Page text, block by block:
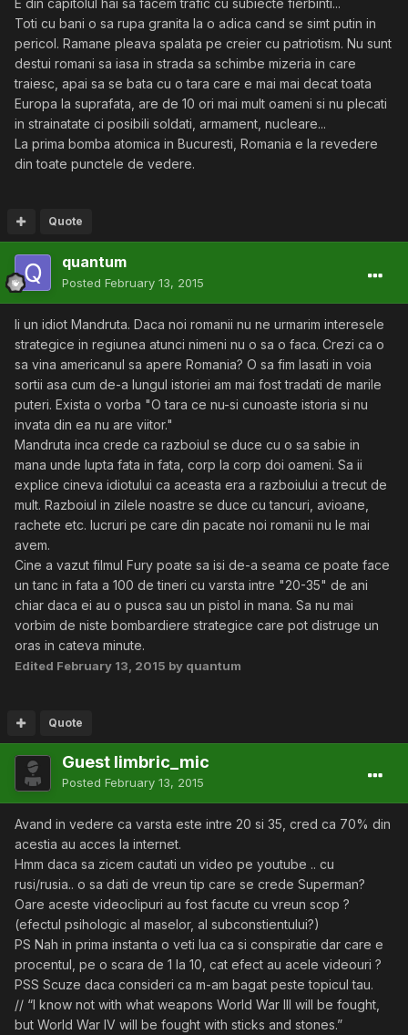
E din capitolul hai sa facem trafic cu subiecte fierbinti...
Toti cu bani o sa rupa granita la o adica cand se simt putin in
pericol. Ramane pleava spalata pe creier cu patriotism. Nu sunt
destui romani sa iasa in strada sa schimbe mizeria in care
traiesc, apai sa se bata cu o tara care e mai mai decat toata
Europa la suprafata, are de 10 ori mai mult oameni si nu plecati
in strainatate ci posibili soldati, armament, nucleare...
La prima bomba atomica in Bucuresti, Romania e la revedere
din toate punctele de vedere.
Quote
quantum
Posted February 13, 2015
Ii un idiot Mandruta. Daca noi romanii nu ne urmarim interesele
strategice in regiunea atunci nimeni nu o sa o faca. Crezi ca o
sa vina americanul sa apere Romania? O sa fim lasati in voia
sortii asa cum de-a lungul istoriei am mai fost tradati de marile
puteri. Exista o vorba "O tara ce nu-si cunoaste istoria si nu
invata din ea nu are viitor."
Mandruta inca crede ca razboiul se duce cu o sa sabie in
mana unde lupta fata in fata, corp la corp doi oameni. Sa ii
explice cineva idiotului ca aceasta era a razboiului a trecut de
mult. Razboiul in zilele noastre se duce cu tancuri, avioane,
rachete etc. lucruri pe care din pacate noi romanii nu le mai
avem.
Cine a vazut filmul Fury poate sa isi de-a seama ce poate face
un tanc in fata a 100 de tineri cu varsta intre "20-35" de ani
chiar daca ei au o pusca sau un pistol in mana. Sa nu mai
vorbim de niste bombardiere strategice care pot distruge un
oras in cateva minute.
Edited February 13, 2015 by quantum
Quote
Guest limbric_mic
Posted February 13, 2015
Avand in vedere ca varsta este intre 20 si 35, cred ca 70% din
acestia au acces la internet.
Hmm daca sa zicem cautati un video pe youtube .. cu
rusi/rusia.. o sa dati de vreun tip care se crede Superman?
Oare aceste videoclipuri au fost facute cu vreun scop ?
(efectul psihologic al maselor, al subconstientului?)
PS Nah in prima instanta o veti lua ca si conspiratie dar care e
procentul, pe o scara de 1 la 10, cat efect au acele videouri ?
PSS Scuze daca consideri ca m-am bagat peste topicul tau.
// “I know not with what weapons World War III will be fought,
but World War IV will be fought with sticks and stones.”